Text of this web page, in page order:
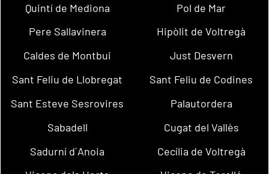
Quintí de Mediona
Pol de Mar
Pere Sallavinera
Hipòlit de Voltregà
Caldes de Montbui
Just Desvern
Sant Feliu de Llobregat
Sant Feliu de Codines
Sant Esteve Sesrovires
Palautordera
Sabadell
Cugat del Vallès
Sadurní d´Anoia
Cecília de Voltregà